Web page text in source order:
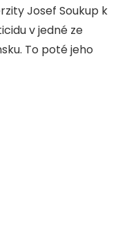
Josef Soukup k
v jedné ze
To poté jeho